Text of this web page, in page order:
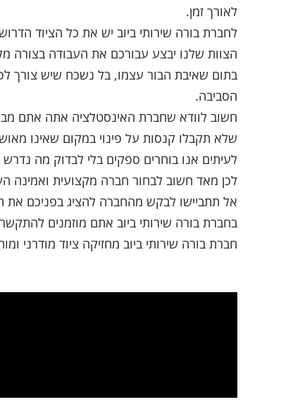
לאורך זמן.
לחברת בורה שירותי ביוב יש את כל הציוד
הצוות שלנו יבצע עבורכם את העבודה בצורה
בתום שאיבת הבור עצמו, בל נשכח שיש צורך
הסביבה.
חשוב לוודא שחברת האינסטלציה אתה אתם
שלא תקבלו קנסות על פינוי במקום שאינו
לעיתים אנו בוחרים ספקים בלי לבדוק מה
לכן מאד חשוב לבחור חברה מקצועית ואמינה
אל תתביישו לבקש מהחברה להציג בפניכם את
בחברת בורה שירותי ביוב אתם מוזמנים
חברת בורה שירותי ביוב מחזיקה ציוד מודרני